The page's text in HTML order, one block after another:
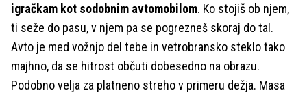
igračkam kot sodobnim avtomobilom. Ko stojiš ob njem,
ti seže do pasu, v njem pa se pogrezneš skoraj do tal.
Avto je med vožnjo del tebe in vetrobransko steklo tako
majhno, da se hitrost občuti dobesedno na obrazu.
Podobno velja za platneno streho v primeru dežja. Masa